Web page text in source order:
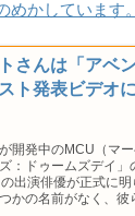
めかしています。
さんは「アベ
ト発表ビデオ
開発中のMCU（マ
：ドゥームズデイ
出演俳優が正式に
かの名前がなく、